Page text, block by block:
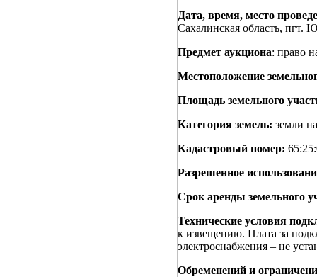
Дата, время, место
Сахалинская область,
Предмет аукциона: право
Местоположение
Площадь земельного
Категория земель: земли
Кадастровый номер:
Разрешенное
Срок аренды земельного
Технические условия
к извещению. Плата за
электроснабжения – не
Обременений и